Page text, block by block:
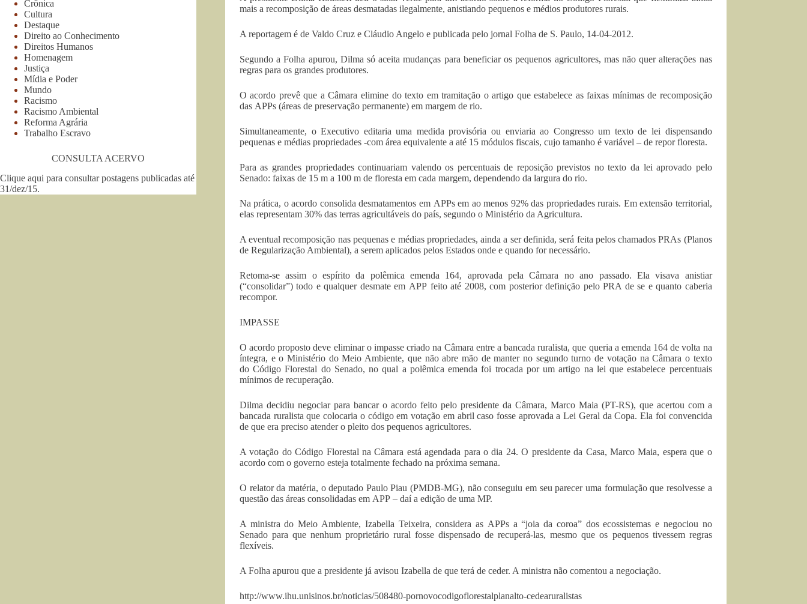
mais a recomposição de áreas desmatadas ilegalmente, anistiando pequenos e médios produtores rurais.
A reportagem é de Valdo Cruz e Cláudio Angelo e publicada pelo jornal Folha de S. Paulo, 14-04-2012.
Segundo a Folha apurou, Dilma só aceita mudanças para beneficiar os pequenos agricultores, mas não quer alterações nas
regras para os grandes produtores.
O acordo prevê que a Câmara elimine do texto em tramitação o artigo que estabelece as faixas mínimas de recomposição
das APPs (áreas de preservação permanente) em margem de rio.
Simultaneamente, o Executivo editaria uma medida provisória ou enviaria ao Congresso um texto de lei dispensando
pequenas e médias propriedades -com área equivalente a até 15 módulos fiscais, cujo tamanho é variável – de repor floresta.
Para as grandes propriedades continuariam valendo os percentuais de reposição previstos no texto da lei aprovado pelo
Senado: faixas de 15 m a 100 m de floresta em cada margem, dependendo da largura do rio.
Na prática, o acordo consolida desmatamentos em APPs em ao menos 92% das propriedades rurais. Em extensão territorial,
elas representam 30% das terras agricultáveis do país, segundo o Ministério da Agricultura.
A eventual recomposição nas pequenas e médias propriedades, ainda a ser definida, será feita pelos chamados PRAs (Planos
de Regularização Ambiental), a serem aplicados pelos Estados onde e quando for necessário.
Retoma-se assim o espírito da polêmica emenda 164, aprovada pela Câmara no ano passado. Ela visava anistiar
(“consolidar”) todo e qualquer desmate em APP feito até 2008, com posterior definição pelo PRA de se e quanto caberia
recompor.
IMPASSE
O acordo proposto deve eliminar o impasse criado na Câmara entre a bancada ruralista, que queria a emenda 164 de volta na
íntegra, e o Ministério do Meio Ambiente, que não abre mão de manter no segundo turno de votação na Câmara o texto
do Código Florestal do Senado, no qual a polêmica emenda foi trocada por um artigo na lei que estabelece percentuais
mínimos de recuperação.
Dilma decidiu negociar para bancar o acordo feito pelo presidente da Câmara, Marco Maia (PT-RS), que acertou com a
bancada ruralista que colocaria o código em votação em abril caso fosse aprovada a Lei Geral da Copa. Ela foi convencida
de que era preciso atender o pleito dos pequenos agricultores.
A votação do Código Florestal na Câmara está agendada para o dia 24. O presidente da Casa, Marco Maia, espera que o
acordo com o governo esteja totalmente fechado na próxima semana.
O relator da matéria, o deputado Paulo Piau (PMDB-MG), não conseguiu em seu parecer uma formulação que resolvesse a
questão das áreas consolidadas em APP – daí a edição de uma MP.
A ministra do Meio Ambiente, Izabella Teixeira, considera as APPs a “joia da coroa” dos ecossistemas e negociou no
Senado para que nenhum proprietário rural fosse dispensado de recuperá-las, mesmo que os pequenos tivessem regras
flexíveis.
A Folha apurou que a presidente já avisou Izabella de que terá de ceder. A ministra não comentou a negociação.
http://www.ihu.unisinos.br/noticias/508480-pornovocodigoflorestalplanalto-cedearuralistas
Crônica
Cultura
Destaque
Direito ao Conhecimento
Direitos Humanos
Homenagem
Justiça
Mídia e Poder
Mundo
Racismo
Racismo Ambiental
Reforma Agrária
Trabalho Escravo
CONSULTA ACERVO
Clique aqui para consultar postagens publicadas até
31/dez/15.